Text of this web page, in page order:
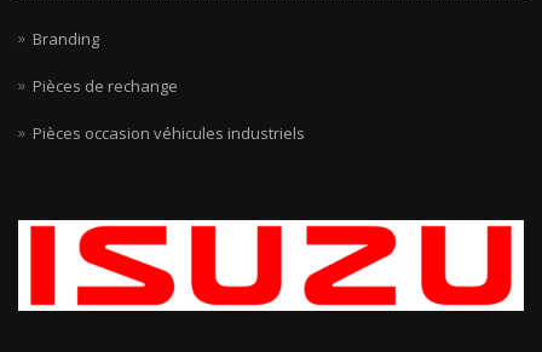
Branding
Pièces de rechange
Pièces occasion véhicules industriels